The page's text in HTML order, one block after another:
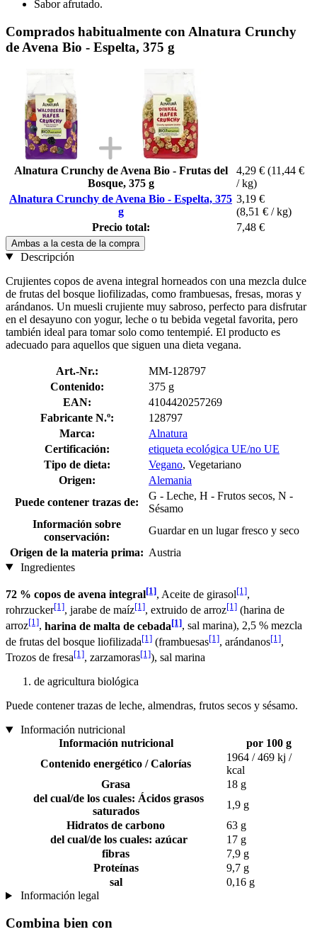
Sabor afrutado.
Comprados habitualmente con Alnatura Crunchy
de Avena Bio - Espelta, 375 g
Alnatura Crunchy de Avena Bio - Frutas del
Bosque, 375 g
4,29 € (11,44 €
/ kg)
Alnatura Crunchy de Avena Bio - Espelta, 375
g
3,19 €
(8,51 € / kg)
Precio total:
7,48 €
Ambas a la cesta de la compra
Descripción
Crujientes copos de avena integral horneados con una mezcla dulce
de frutas del bosque liofilizadas, como frambuesas, fresas, moras y
arándanos. Un muesli crujiente muy sabroso, perfecto para disfrutar
en el desayuno con yogur, leche o tu bebida vegetal favorita, pero
también ideal para tomar solo como tentempié. El producto es
adecuado para aquellos que siguen una dieta vegana.
Art.-Nr.:
MM-128797
Contenido:
375 g
EAN:
4104420257269
Fabricante N.º:
128797
Marca:
Alnatura
Certificación:
etiqueta ecológica UE/no UE
Tipo de dieta:
Vegano, Vegetariano
Origen:
Alemania
Puede contener trazas de:
G - Leche, H - Frutos secos, N -
Sésamo
Información sobre
conservación:
Guardar en un lugar fresco y seco
Origen de la materia prima: Austria
Ingredientes
72 % copos de avena integral[1], Aceite de girasol[1],
rohrzucker[1], jarabe de maíz[1], extruido de arroz[1] (harina de
arroz[1], harina de malta de cebada[1], sal marina), 2,5 % mezcla
de frutas del bosque liofilizada[1] (frambuesas[1], arándanos[1],
Trozos de fresa[1], zarzamoras[1]), sal marina
de agricultura biológica
Puede contener trazas de leche, almendras, frutos secos y sésamo.
Información nutricional
Información nutricional
por 100 g
Contenido energético / Calorías
1964 / 469 kj /
kcal
Grasa
18 g
del cual/de los cuales: Ácidos grasos
saturados
1,9 g
Hidratos de carbono
63 g
del cual/de los cuales: azúcar
17 g
fibras
7,9 g
Proteínas
9,7 g
sal
0,16 g
Información legal
Combina bien con